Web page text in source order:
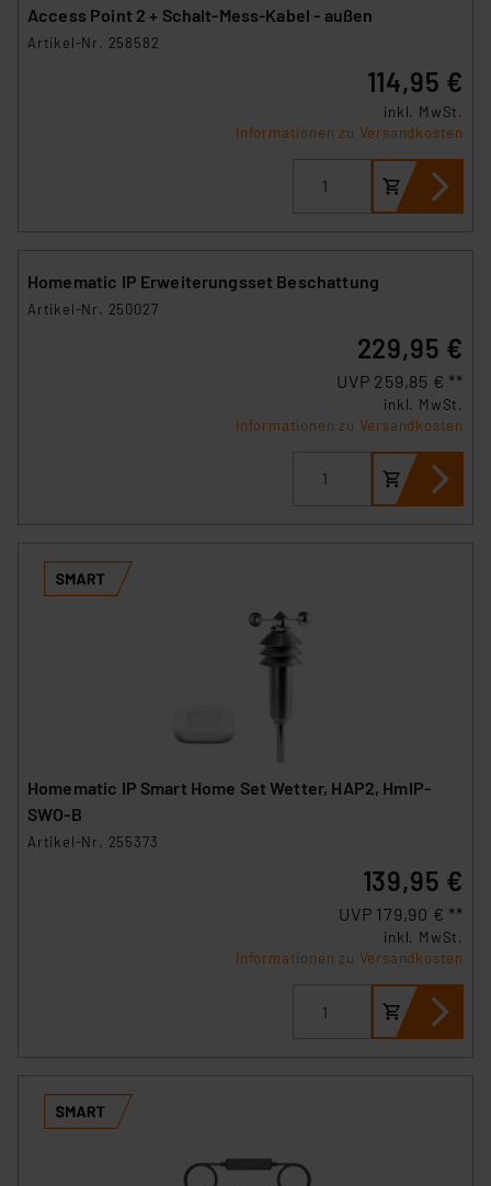
Access Point 2 + Schalt-Mess-Kabel - außen
Artikel-Nr. 258582
114,95 €
inkl. MwSt.
Informationen zu Versandkosten
Homematic IP Erweiterungsset Beschattung
Artikel-Nr. 250027
229,95 €
UVP 259,85 € **
inkl. MwSt.
Informationen zu Versandkosten
Homematic IP Smart Home Set Wetter, HAP2, HmIP-
SWO-B
Artikel-Nr. 255373
139,95 €
UVP 179,90 € **
inkl. MwSt.
Informationen zu Versandkosten